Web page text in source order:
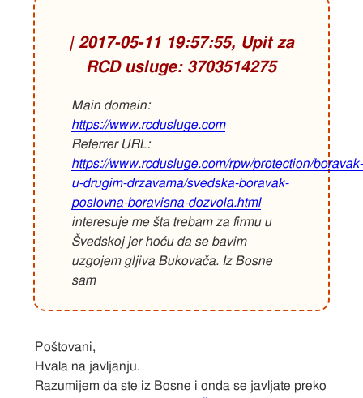
| 2017-05-11 19:57:55, Upit za
RCD usluge: 3703514275
Main domain:
https://www.rcdusluge.com
Referrer URL:
https://www.rcdusluge.com/rpw/protection/boravak-
u-drugim-drzavama/svedska-boravak-
poslovna-boravisna-dozvola.html
interesuje me šta trebam za firmu u
Švedskoj jer hoću da se bavim
uzgojem gljiva Bukovača. Iz Bosne
sam
Poštovani,
Hvala na javljanju.
Razumijem da ste iz Bosne i onda se javljate preko